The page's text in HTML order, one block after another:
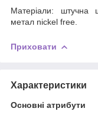
Матеріали: штучна
метал nickel free.
Приховати
Характеристики
Основні атрибути